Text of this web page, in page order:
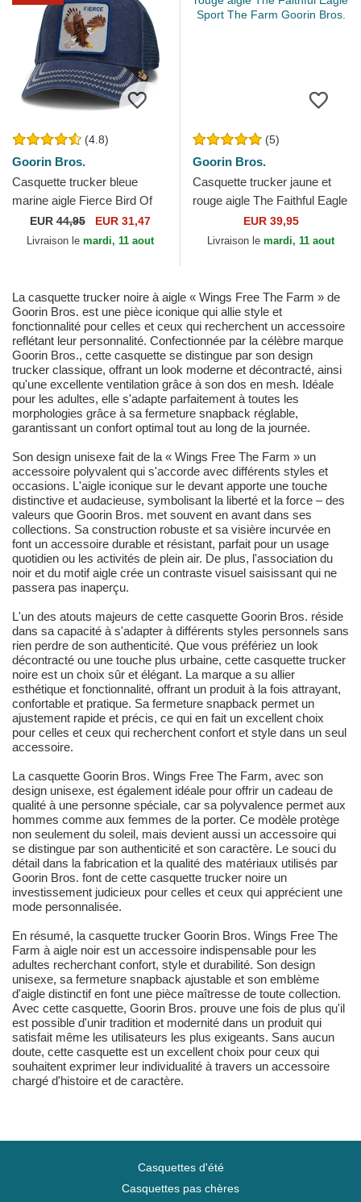
(4.8)
Goorin Bros.
Casquette trucker bleue
marine aigle Fierce Bird Of
Prey Core Canvas The Farm
Goorin Bros.
EUR44,95 EUR 31,47
Livraison le mardi, 11 aout
(5)
Goorin Bros.
Casquette trucker jaune et
rouge aigle The Faithful Eagle
Sport The Farm Goorin Bros.
EUR 39,95
Livraison le mardi, 11 aout
La casquette trucker noire à aigle « Wings Free The Farm » de
Goorin Bros. est une pièce iconique qui allie style et
fonctionnalité pour celles et ceux qui recherchent un accessoire
reflétant leur personnalité. Confectionnée par la célèbre marque
Goorin Bros., cette casquette se distingue par son design
trucker classique, offrant un look moderne et décontracté, ainsi
qu'une excellente ventilation grâce à son dos en mesh. Idéale
pour les adultes, elle s'adapte parfaitement à toutes les
morphologies grâce à sa fermeture snapback réglable,
garantissant un confort optimal tout au long de la journée.
Son design unisexe fait de la « Wings Free The Farm » un
accessoire polyvalent qui s'accorde avec différents styles et
occasions. L'aigle iconique sur le devant apporte une touche
distinctive et audacieuse, symbolisant la liberté et la force – des
valeurs que Goorin Bros. met souvent en avant dans ses
collections. Sa construction robuste et sa visière incurvée en
font un accessoire durable et résistant, parfait pour un usage
quotidien ou les activités de plein air. De plus, l'association du
noir et du motif aigle crée un contraste visuel saisissant qui ne
passera pas inaperçu.
L'un des atouts majeurs de cette casquette Goorin Bros. réside
dans sa capacité à s'adapter à différents styles personnels sans
rien perdre de son authenticité. Que vous préfériez un look
décontracté ou une touche plus urbaine, cette casquette trucker
noire est un choix sûr et élégant. La marque a su allier
esthétique et fonctionnalité, offrant un produit à la fois attrayant,
confortable et pratique. Sa fermeture snapback permet un
ajustement rapide et précis, ce qui en fait un excellent choix
pour celles et ceux qui recherchent confort et style dans un seul
accessoire.
La casquette Goorin Bros. Wings Free The Farm, avec son
design unisexe, est également idéale pour offrir un cadeau de
qualité à une personne spéciale, car sa polyvalence permet aux
hommes comme aux femmes de la porter. Ce modèle protège
non seulement du soleil, mais devient aussi un accessoire qui
se distingue par son authenticité et son caractère. Le souci du
détail dans la fabrication et la qualité des matériaux utilisés par
Goorin Bros. font de cette casquette trucker noire un
investissement judicieux pour celles et ceux qui apprécient une
mode personnalisée.
En résumé, la casquette trucker Goorin Bros. Wings Free The
Farm à aigle noir est un accessoire indispensable pour les
adultes recherchant confort, style et durabilité. Son design
unisexe, sa fermeture snapback ajustable et son emblème
d'aigle distinctif en font une pièce maîtresse de toute collection.
Avec cette casquette, Goorin Bros. prouve une fois de plus qu'il
est possible d'unir tradition et modernité dans un produit qui
satisfait même les utilisateurs les plus exigeants. Sans aucun
doute, cette casquette est un excellent choix pour ceux qui
souhaitent exprimer leur individualité à travers un accessoire
chargé d'histoire et de caractère.
Casquettes d'été
Casquettes pas chères